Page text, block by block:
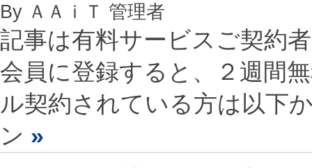
By ＡＡｉＴ 管理者
記事は有料サービスご契約
会員に登録すると、２週間
ル契約されている方は以下
ン »